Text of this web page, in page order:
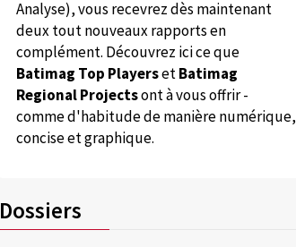
Analyse), vous recevrez dès maintenant
deux tout nouveaux rapports en
complément. Découvrez ici ce que
Batimag Top PlayersetBatimag
Regional Projectsont à vous offrir -
comme d'habitude de manière numérique,
concise et graphique.
Dossiers